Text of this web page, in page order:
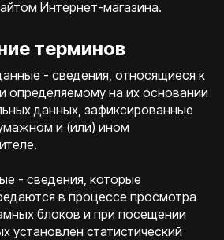
Интернет-магазина.
терминов
- сведения, относящиеся к
определяемому на их основании
данных, зафиксированные
и (или) ином
- сведения, которые
в процессе просмотра
блоков и при посещении
установлен статистический